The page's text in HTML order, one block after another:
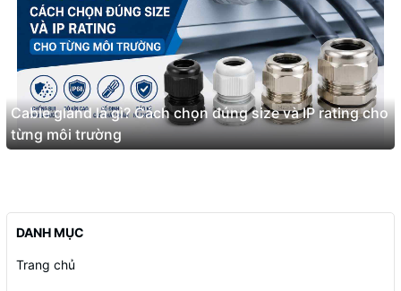
Cable gland là gì? Cách chọn đúng size và IP rating cho
từng môi trường
DANH MỤC
Trang chủ